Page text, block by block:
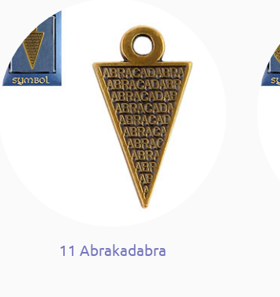
11 Abrakadabra